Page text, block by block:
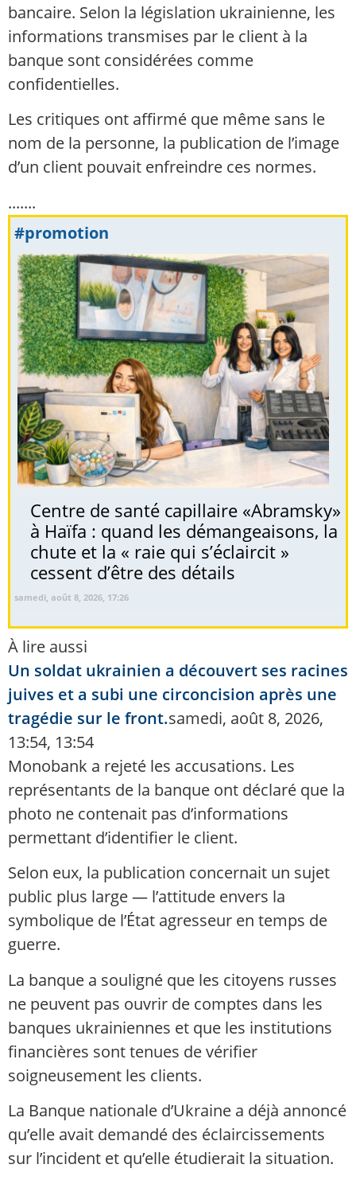
bancaire. Selon la législation ukrainienne, les
informations transmises par le client à la
banque sont considérées comme
confidentielles.
Les critiques ont affirmé que même sans le
nom de la personne, la publication de l’image
d’un client pouvait enfreindre ces normes.
.......
#promotion
Centre de santé capillaire «Abramsky»
à Haïfa : quand les démangeaisons, la
chute et la « raie qui s’éclaircit »
cessent d’être des détails
samedi, août 8, 2026, 17:26
À lire aussi
Un soldat ukrainien a découvert ses racines
juives et a subi une circoncision après une
tragédie sur le front.samedi, août 8, 2026,
13:54, 13:54
Monobank a rejeté les accusations. Les
représentants de la banque ont déclaré que la
photo ne contenait pas d’informations
permettant d’identifier le client.
Selon eux, la publication concernait un sujet
public plus large — l’attitude envers la
symbolique de l’État agresseur en temps de
guerre.
La banque a souligné que les citoyens russes
ne peuvent pas ouvrir de comptes dans les
banques ukrainiennes et que les institutions
financières sont tenues de vérifier
soigneusement les clients.
La Banque nationale d’Ukraine a déjà annoncé
qu’elle avait demandé des éclaircissements
sur l’incident et qu’elle étudierait la situation.